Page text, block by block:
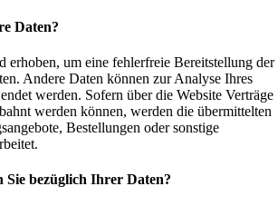
Daten?
erhoben, um eine fehlerfreie Bereitstellung der
Andere Daten können zur Analyse Ihres
werden. Sofern über die Website Verträge
werden können, werden die übermittelten
Bestellungen oder sonstige
Sie bezüglich Ihrer Daten?